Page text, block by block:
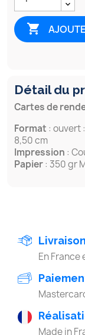

Détail du
Cartes de
Format : ouvert
8,50 cm
Impression :
Papier: 350 gr
En France
Made in